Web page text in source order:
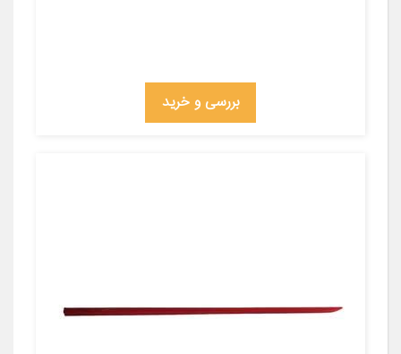
بررسی و خرید